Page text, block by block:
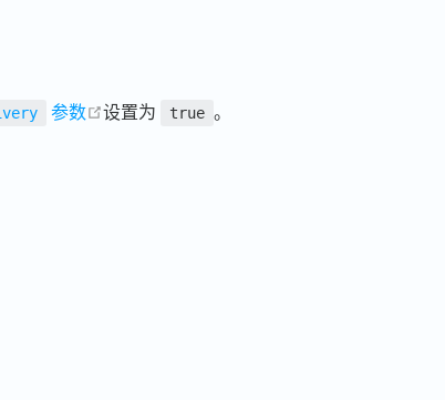
参数 open in new window
设置为 true 。